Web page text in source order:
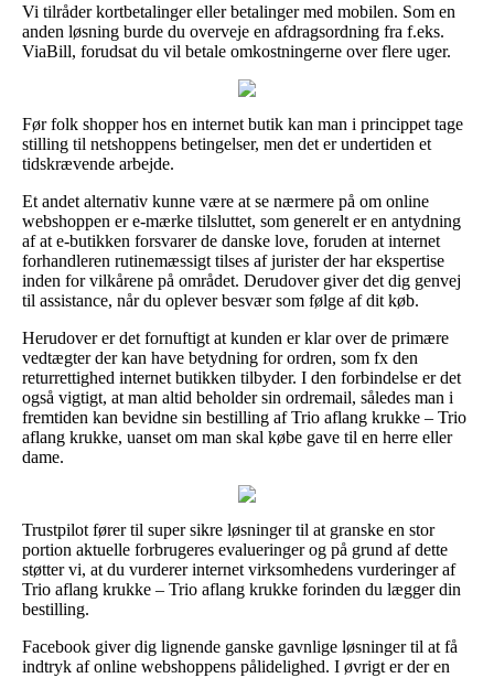
Vi tilråder kortbetalinger eller betalinger med mobilen. Som en
anden løsning burde du overveje en afdragsordning fra f.eks.
ViaBill, forudsat du vil betale omkostningerne over flere uger.
Før folk shopper hos en internet butik kan man i princippet tage
stilling til netshoppens betingelser, men det er undertiden et
tidskrævende arbejde.
Et andet alternativ kunne være at se nærmere på om online
webshoppen er e-mærke tilsluttet, som generelt er en antydning
af at e-butikken forsvarer de danske love, foruden at internet
forhandleren rutinemæssigt tilses af jurister der har ekspertise
inden for vilkårene på området. Derudover giver det dig genvej
til assistance, når du oplever besvær som følge af dit køb.
Herudover er det fornuftigt at kunden er klar over de primære
vedtægter der kan have betydning for ordren, som fx den
returrettighed internet butikken tilbyder. I den forbindelse er det
også vigtigt, at man altid beholder sin ordremail, således man i
fremtiden kan bevidne sin bestilling af Trio aflang krukke – Trio
aflang krukke, uanset om man skal købe gave til en herre eller
dame.
Trustpilot fører til super sikre løsninger til at granske en stor
portion aktuelle forbrugeres evalueringer og på grund af dette
støtter vi, at du vurderer internet virksomhedens vurderinger af
Trio aflang krukke – Trio aflang krukke forinden du lægger din
bestilling.
Facebook giver dig lignende ganske gavnlige løsninger til at få
indtryk af online webshoppens pålidelighed. I øvrigt er der en